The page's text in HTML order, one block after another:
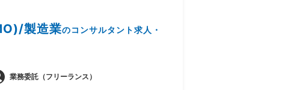
製造業のコンサルタント求人・
業務委託（フリーランス）